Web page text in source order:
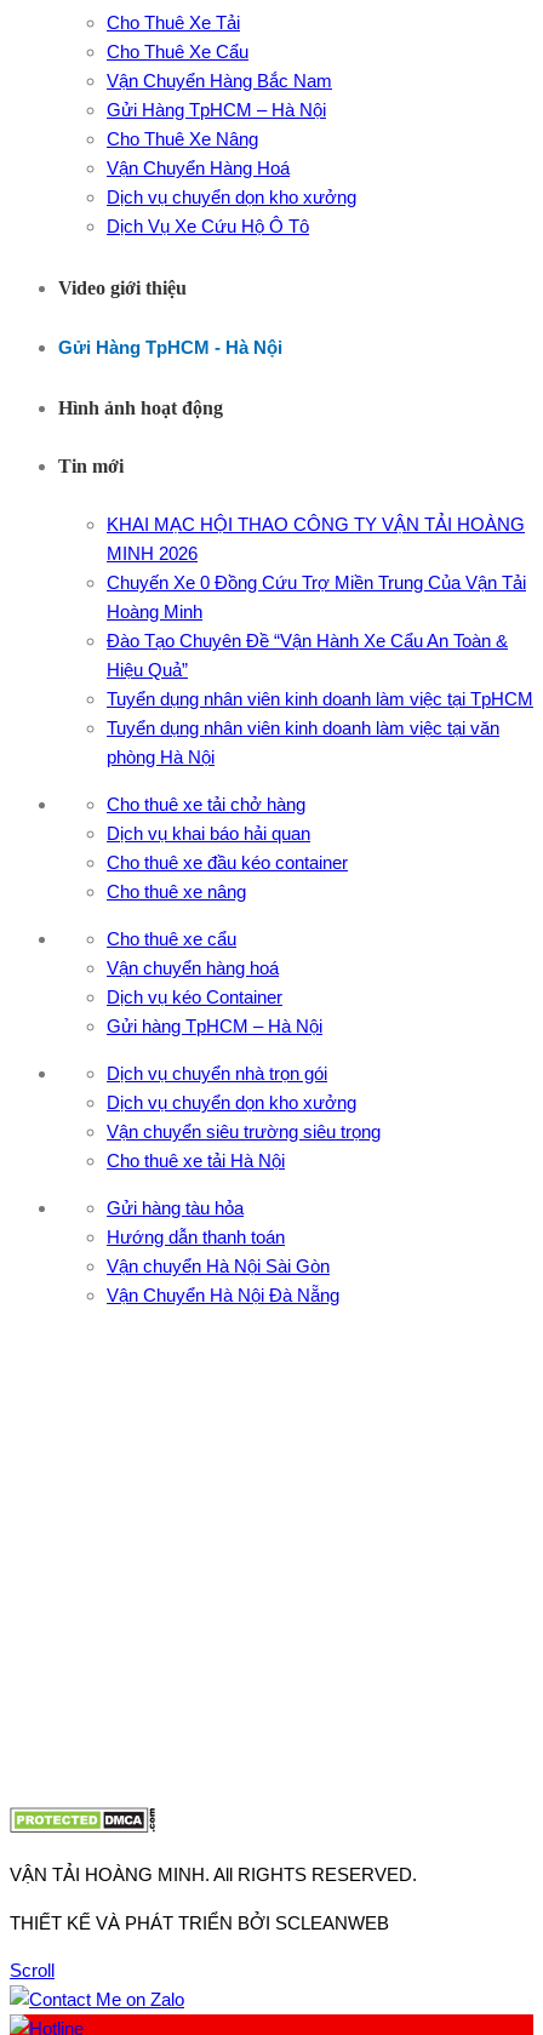
Cho Thuê Xe Tải
Cho Thuê Xe Cẩu
Vận Chuyển Hàng Bắc Nam
Gửi Hàng TpHCM – Hà Nội
Cho Thuê Xe Nâng
Vận Chuyển Hàng Hoá
Dịch vụ chuyển dọn kho xưởng
Dịch Vụ Xe Cứu Hộ Ô Tô
Video giới thiệu
Gửi Hàng TpHCM - Hà Nội
Hình ảnh hoạt động
Tin mới
KHAI MẠC HỘI THAO CÔNG TY VẬN TẢI HOÀNG
MINH 2026
Chuyến Xe 0 Đồng Cứu Trợ Miền Trung Của Vận Tải
Hoàng Minh
Đào Tạo Chuyên Đề “Vận Hành Xe Cẩu An Toàn &
Hiệu Quả”
Tuyển dụng nhân viên kinh doanh làm việc tại TpHCM
Tuyển dụng nhân viên kinh doanh làm việc tại văn
phòng Hà Nội
Cho thuê xe tải chở hàng
Dịch vụ khai báo hải quan
Cho thuê xe đầu kéo container
Cho thuê xe nâng
Cho thuê xe cẩu
Vận chuyển hàng hoá
Dịch vụ kéo Container
Gửi hàng TpHCM – Hà Nội
Dịch vụ chuyển nhà trọn gói
Dịch vụ chuyển dọn kho xưởng
Vận chuyển siêu trường siêu trọng
Cho thuê xe tải Hà Nội
Gửi hàng tàu hỏa
Hướng dẫn thanh toán
Vận chuyển Hà Nội Sài Gòn
Vận Chuyển Hà Nội Đà Nẵng
VẬN TẢI HOÀNG MINH. All RIGHTS RESERVED.
THIẾT KẾ VÀ PHÁT TRIỂN BỞI SCLEANWEB
Scroll